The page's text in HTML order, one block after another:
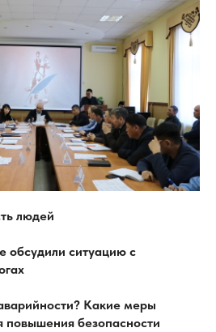
людей
обсудили ситуацию с
Какие меры
повышения безопасности